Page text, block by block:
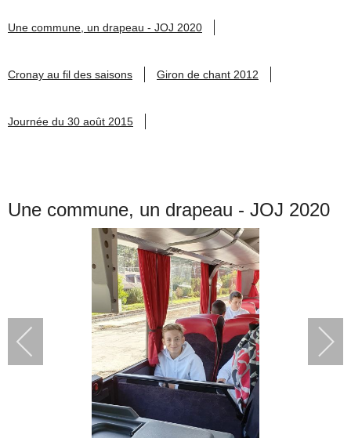
Une commune, un drapeau - JOJ 2020
Cronay au fil des saisons Giron de chant 2012
Journée du 30 août 2015
Une commune, un drapeau - JOJ 2020